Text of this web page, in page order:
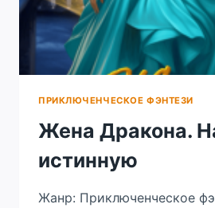
ПРИКЛЮЧЕНЧЕСКОЕ ФЭНТЕЗИ
Жена Дракона.
истинную
Жанр: Приключенческое